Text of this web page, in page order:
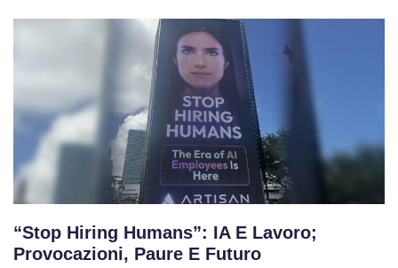
“Stop Hiring Humans”: IA E Lavoro;
Provocazioni, Paure E Futuro